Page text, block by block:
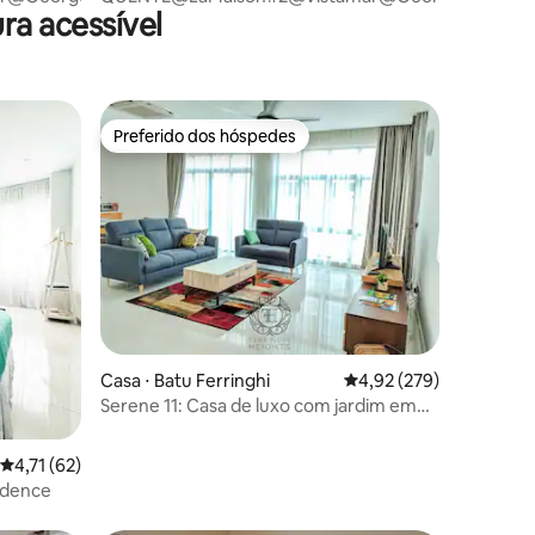
acessível
4,71 de uma avaliação média de 5, 62 avaliações
4,71 (62)
Preferido dos hóspedes
Preferido dos hóspedes
Casa ⋅ Batu Ferringhi 4,92 de uma avaliação
4,92 (279)
Serene 11: Casa de luxo com jardim em